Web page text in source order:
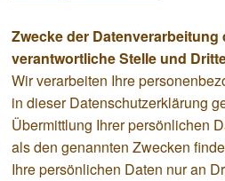
Zwecke der Datenverarbeitung
verantwortliche Stelle und
Wir verarbeiten Ihre
in dieser Datenschutzerklärung
Übermittlung Ihrer persönlichen
als den genannten Zwecken
Ihre persönlichen Daten nur an